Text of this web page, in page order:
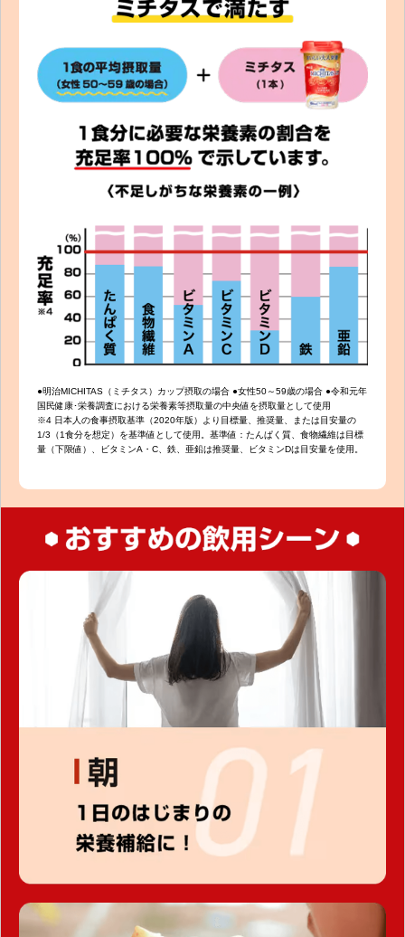
●明治MICHITAS（ミチタス）カップ摂取の場合 ●女性50～59歳の場合 ●令和元年
国民健康･栄養調査における栄養素等摂取量の中央値を摂取量として使用
※4 日本人の食事摂取基準（2020年版）より目標量、推奨量、または目安量の
1/3（1食分を想定）を基準値として使用。基準値：たんぱく質、食物繊維は目標
量（下限値）、ビタミンA・C、鉄、亜鉛は推奨量、ビタミンDは目安量を使用。